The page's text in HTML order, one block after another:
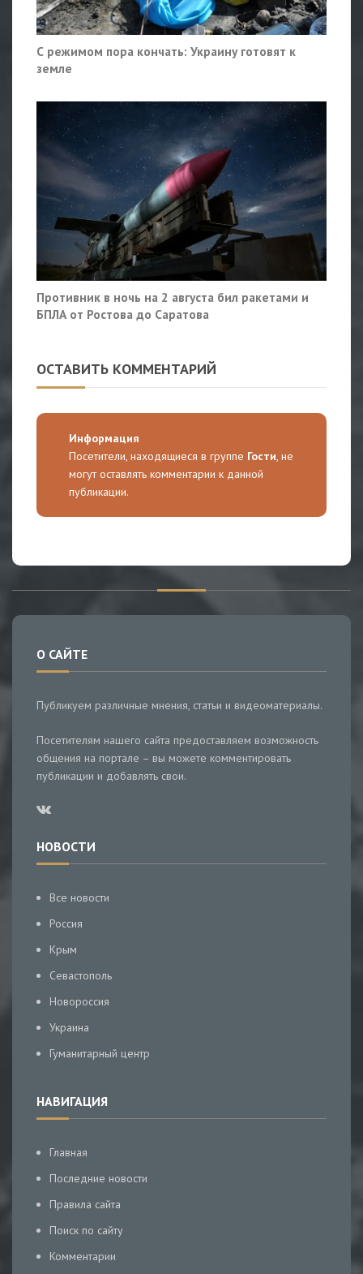
С режимом пора кончать: Украину готовят к
земле
Противник в ночь на 2 августа бил ракетами и
БПЛА от Ростова до Саратова
ОСТАВИТЬ КОММЕНТАРИЙ
Информация
Посетители, находящиеся в группе Гости, не
могут оставлять комментарии к данной
публикации.
О САЙТЕ
Публикуем различные мнения, статьи и видеоматериалы.
Посетителям нашего сайта предоставляем возможность
общения на портале – вы можете комментировать
публикации и добавлять свои.
НОВОСТИ
Все новости
Россия
Крым
Севастополь
Новороссия
Украина
Гуманитарный центр
НАВИГАЦИЯ
Главная
Последние новости
Правила сайта
Поиск по сайту
Комментарии